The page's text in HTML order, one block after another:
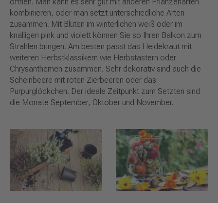
öffnen. Man kann es sehr gut mit anderen Pflanzenarten
kombinieren, oder man setzt unterschiedliche Arten
zusammen. Mit Blüten im winterlichen weiß oder im
knalligen pink und violett können Sie so Ihren Balkon zum
Strahlen bringen. Am besten passt das Heidekraut mit
weiteren Herbstklassikern wie Herbstastern oder
Chrysanthemen zusammen. Sehr dekorativ sind auch die
Scheinbeere mit roten Zierbeeren oder das
Purpurglöckchen. Der ideale Zeitpunkt zum Setzten sind
die Monate September, Oktober und November.